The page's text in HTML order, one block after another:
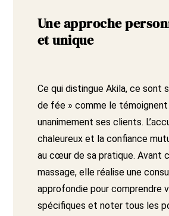
Une approche
et unique
Ce qui distingue Akila, ce sont
de fée » comme le témoignent
unanimement ses clients.
chaleureux et la confiance
au cœur de sa pratique. Avant
massage, elle réalise une
approfondie pour comprendre
spécifiques et noter tous les